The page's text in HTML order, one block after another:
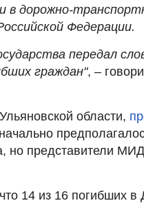
в дорожно-
Федерации.
передал
граждан", –
области,
но представители
14 из 16 погибших в